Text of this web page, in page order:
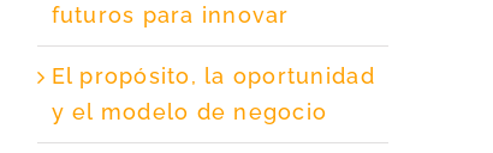
futuros para innovar
El propósito, la oportunidad
y el modelo de negocio